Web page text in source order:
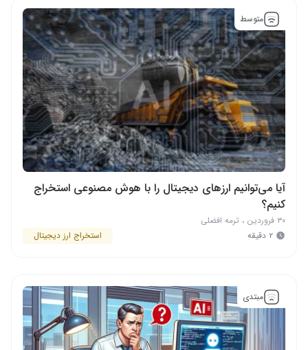
متوسط
آیا می‌توانیم ارزهای دیجیتال را با هوش مصنوعی استخراج
کنیم؟
۳۰ فروردین ، ترمه افضلی
۲ دقیقه
استخراج ارز دیجیتال
مبتدی